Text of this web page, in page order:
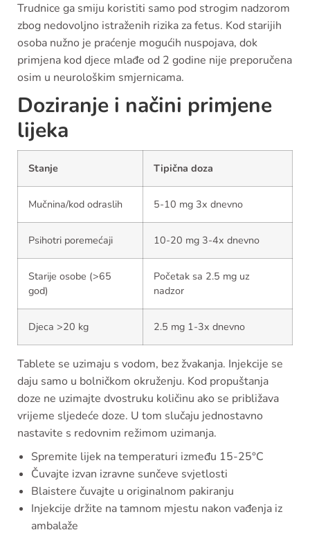
Trudnice ga smiju koristiti samo pod strogim nadzorom
zbog nedovoljno istraženih rizika za fetus. Kod starijih
osoba nužno je praćenje mogućih nuspojava, dok
primjena kod djece mlađe od 2 godine nije preporučena
osim u neurološkim smjernicama.
Doziranje i načini primjene
lijeka
Stanje Tipična doza
Mučnina/kod odraslih 5-10 mg 3x dnevno
Psihotri poremećaji 10-20 mg 3-4x dnevno
Starije osobe (>65
god)
Početak sa 2.5 mg uz
nadzor
Djeca >20 kg 2.5 mg 1-3x dnevno
Tablete se uzimaju s vodom, bez žvakanja. Injekcije se
daju samo u bolničkom okruženju. Kod propuštanja
doze ne uzimajte dvostruku količinu ako se približava
vrijeme sljedeće doze. U tom slučaju jednostavno
nastavite s redovnim režimom uzimanja.
Spremite lijek na temperaturi između 15-25°C
Čuvajte izvan izravne sunčeve svjetlosti
Blaistere čuvajte u originalnom pakiranju
Injekcije držite na tamnom mjestu nakon vađenja iz
ambalaže